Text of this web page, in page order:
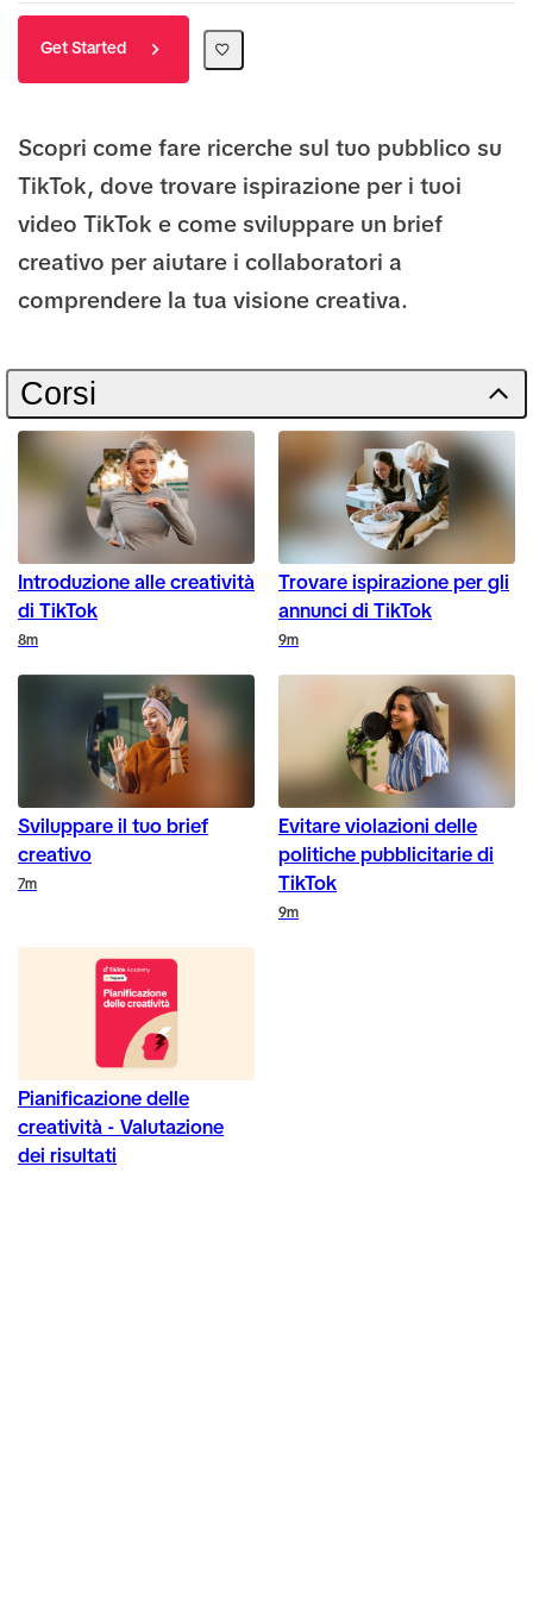
Get Started
Scopri come fare ricerche sul tuo pubblico su
TikTok, dove trovare ispirazione per i tuoi
video TikTok e come sviluppare un brief
creativo per aiutare i collaboratori a
comprendere la tua visione creativa.
Corsi
Introduzione alle creatività
di TikTok
Duration
8m
Trovare ispirazione per gli
annunci di TikTok
Duration 9m
Sviluppare il tuo brief
creativo
Duration
7m
Evitare violazioni delle
politiche pubblicitarie di
TikTok
9m
Pianificazione delle
creatività - Valutazione
dei risultati